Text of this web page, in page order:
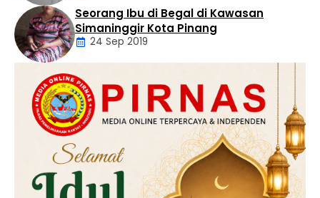
Artikel
Daerah
Hukum
Kriminal
Labusel
Seorang Ibu di Begal di Kawasan
Simaninggir Kota Pinang
24 Sep 2019